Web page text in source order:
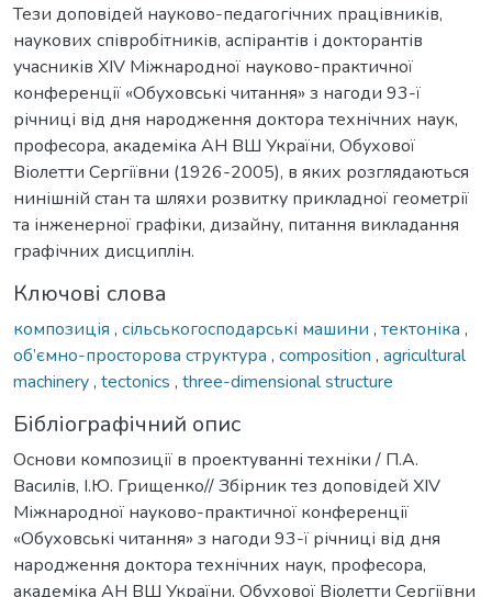
Тези доповідей науково-педагогічних працівників,
наукових співробітників, аспірантів і докторантів
учасників XIV Міжнародної науково-практичної
конференції «Обуховські читання» з нагоди 93-ї
річниці від дня народження доктора технічних наук,
професора, академіка АН ВШ України, Обухової
Віолетти Сергіївни (1926-2005), в яких розглядаються
нинішній стан та шляхи розвитку прикладної геометрії
та інженерної графіки, дизайну, питання викладання
графічних дисциплін.
Ключові слова
композиція , сільськогосподарські машини , тектоніка ,
об’ємно-просторова структура , composition , agricultural
machinery, tectonics , three-dimensional structure
Бібліографічний опис
Основи композиції в проектуванні техніки / П.А.
Василів, І.Ю. Грищенко// Збірник тез доповідей XIV
Міжнародної науково-практичної конференції
«Обуховські читання» з нагоди 93-ї річниці від дня
народження доктора технічних наук, професора,
академіка АН ВШ України, Обухової Віолетти Сергіївни